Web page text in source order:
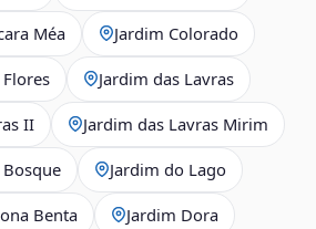
Méa Jardim Colorado
Jardim das Lavras
II Jardim das Lavras Mirim
Jardim do Lago
Benta Jardim Dora